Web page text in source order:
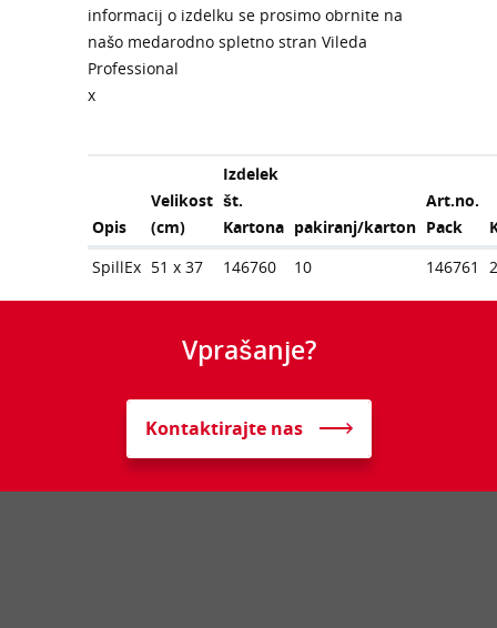
informacij o izdelku se prosimo obrnite na
našo medarodno spletno stran Vileda
Professional
x
Opis
Velikost
(cm)
Izdelek
št.
Kartona pakiranj/karton
Art.no.
Pack
SpillEx 51 x 37 146760 10 146761
Vprašanje?
Kontaktirajte nas